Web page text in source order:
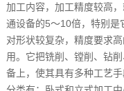
加工内容，加工精度较高
通设备的5～10倍，特别是
对形状较复杂，精度要求
用。它把铣削、镗削、钻
备上，使其具有多种工艺